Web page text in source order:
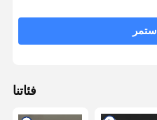
بصريات الأشعة تحت الحمراء
استمر
فئاتنا